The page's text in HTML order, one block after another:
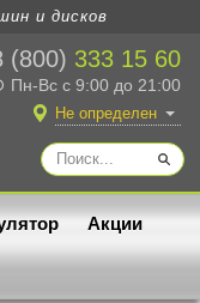
и дисков
(800) 333 15 60
Пн-Вс с 9:00 до 21:00
Не определен
Акции